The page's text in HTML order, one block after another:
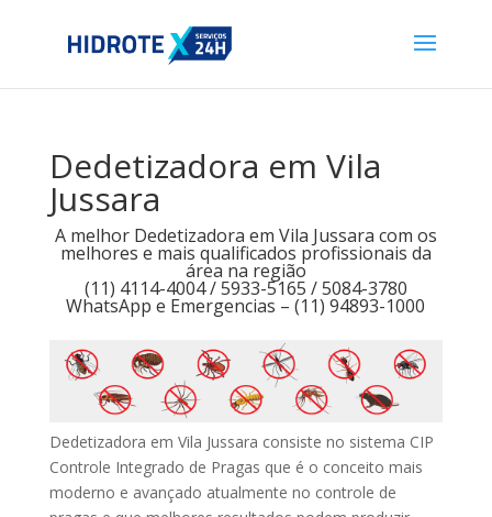
Dedetizadora em Vila
Jussara
A melhor Dedetizadora em Vila Jussara com os
melhores e mais qualificados profissionais da
área na região
(11) 4114-4004 / 5933-5165 / 5084-3780
WhatsApp e Emergencias – (11) 94893-1000
Dedetizadora em Vila Jussara consiste no sistema CIP
Controle Integrado de Pragas que é o conceito mais
moderno e avançado atualmente no controle de